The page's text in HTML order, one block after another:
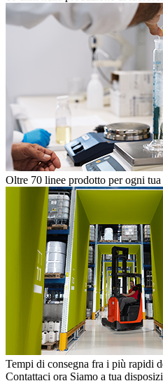
Oltre 70 linee prodotto per ogni tua
Tempi di consegna fra i più rapidi
Contattaci ora Siamo a tua